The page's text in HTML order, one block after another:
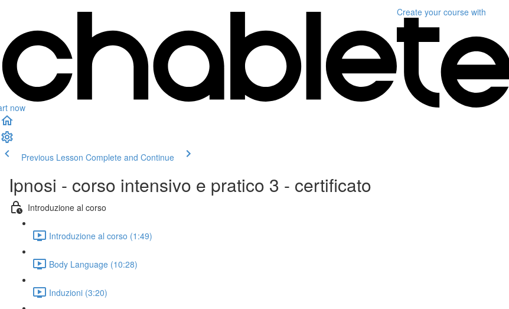
now
Create your course with
Previous Lesson Complete and Continue
Ipnosi - corso intensivo e pratico 3 - certificato
Introduzione al corso
Introduzione al corso (1:49)
Body Language (10:28)
Induzioni (3:20)